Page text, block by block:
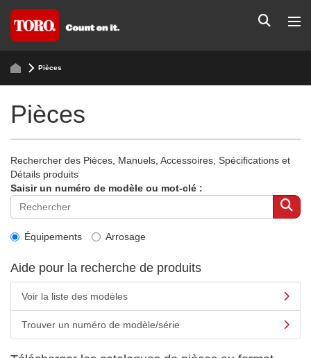
Pièces
Pièces
Rechercher des Pièces, Manuels, Accessoires, Spécifications et
Détails produits
Saisir un numéro de modèle ou mot-clé :
Équipements Arrosage
Aide pour la recherche de produits
Voir la liste des modèles
Trouver un numéro de modèle/série